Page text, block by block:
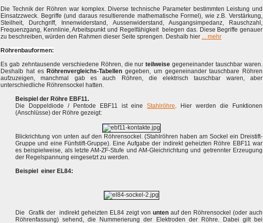
Die Technik der Röhren war komplex. Diverse technische Parameter bestimmten Leistung und
Einsatzzweck. Begriffe (und daraus resultierende mathematische Formel), wie z.B. Verstärkung,
Steilheit, Durchgriff, Innenwiderstand, Aussenwiderstand, Ausgangsimpedanz, Rauschzahl,
Frequenzgang, Kennlinie, Arbeitspunkt und Regelfähigkeit belegen das. Diese Begriffe genauer
zu beschreiben, würden den Rahmen dieser Seite sprengen. Deshalb hier ... mehr
Röhrenbauformen:
Es gab zehntausende verschiedene Röhren, die nurteilweise gegeneinander tauschbar waren.
Deshalb hat es Röhrenvergleichs-Tabellen gegeben, um gegeneinander tauschbare Röhren
aufzuzeigen, manchmal gab es auch Röhren, die elektrisch tauschbar waren, aber
unterschiedliche Röhrensockel hatten.
Beispiel der Röhre EBF11.
Die Doppeldiode / Pentode EBF11 ist eineStahlröhre. Hier werden die Funktionen
(Anschlüsse) der Röhre gezeigt:
Blickrichtung von unten auf den Röhrensockel. (Stahlröhren haben am Sockel ein Dreistift-
Gruppe und eine Fünfstift-Gruppe). Eine Aufgabe der indirekt geheizten Röhre EBF11 war
es beispielweise, als letzte AM-ZF-Stufe und AM-Gleichrichtung und getrennter Erzeugung
der Regelspannung eingesetzt zu werden.
Beispiel einer EL84:
Die Grafik der indirekt geheizten EL84 zeigt von unten auf den Röhrensockel (oder auch
Röhrenfassung) sehend, die Nummerierung der Elektroden der Röhre. Dabei gilt bei